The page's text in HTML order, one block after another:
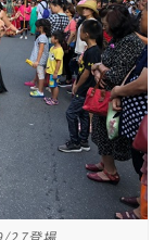
27登場